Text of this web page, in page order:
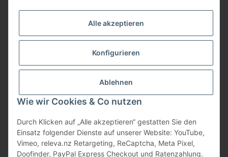
Alle akzeptieren
Konfigurieren
Ablehnen
Wie wir Cookies & Co nutzen
Durch Klicken auf „Alle akzeptieren“ gestatten Sie den
Einsatz folgender Dienste auf unserer Website: YouTube,
Vimeo, releva.nz Retargeting, ReCaptcha, Meta Pixel,
Doofinder, PayPal Express Checkout und Ratenzahlung.
Zahlungsmöglichkeiten